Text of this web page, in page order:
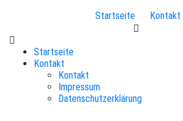
Startseite Kontakt
Startseite
Kontakt
Kontakt
Impressum
Datenschutzerklärung